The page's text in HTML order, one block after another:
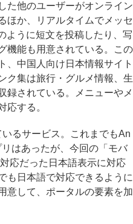
た他のユーザーがオンライン
ほか、リアルタイムでメッセ
ように短文を投稿したり、写
機能も用意されている。この
、中国人向け日本情報サイト
ク集は旅行・グルメ情報、生
録されている。メニューやメ
応する。
るサービス。これまでもAn
はあったが、今回の「モバ
応だった日本語表示に対応
も日本語で対応できるように
意して、ポータルの要素を加